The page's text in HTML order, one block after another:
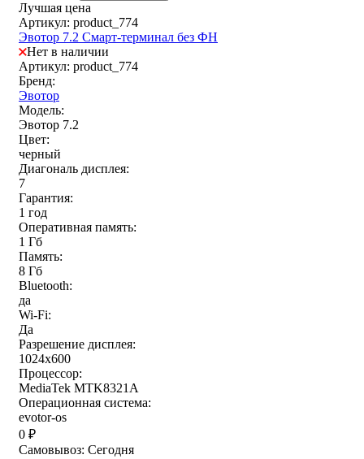
Лучшая цена
Артикул: product_774
Эвотор 7.2 Смарт-терминал без ФН
Нет в наличии
Артикул: product_774
Бренд:
Эвотор
Модель:
Эвотор 7.2
Цвет:
черный
Диагональ дисплея:
7
Гарантия:
1 год
Оперативная память:
1 Гб
Память:
8 Гб
Bluetooth:
да
Wi-Fi:
Да
Разрешение дисплея:
1024х600
Процессор:
MediaTek MTK8321A
Операционная система:
evotor-os
0 ₽
Самовывоз: Сегодня